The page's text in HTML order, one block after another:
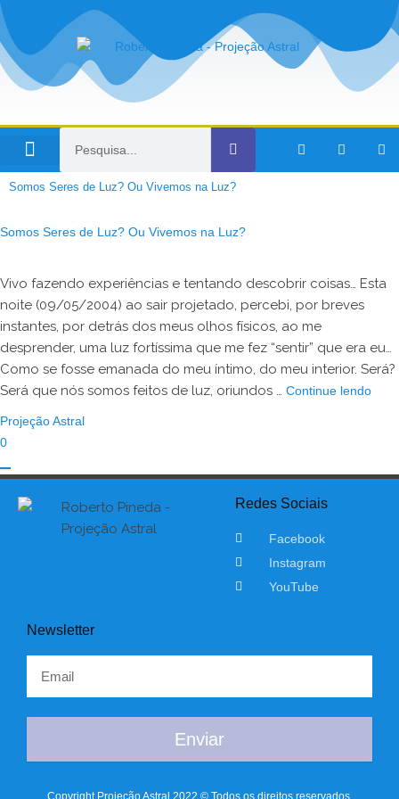
Somos Seres de Luz? Ou Vivemos na Luz?
Somos Seres de Luz? Ou Vivemos na Luz?
Vivo fazendo experiências e tentando descobrir coisas… Esta
noite (09/05/2004) ao sair projetado, percebi, por breves
instantes, por detrás dos meus olhos físicos, ao me
desprender, uma luz fortíssima que me fez “sentir” que era eu…
Como se fosse emanada do meu íntimo, do meu interior. Será?
Será que nós somos feitos de luz, oriundos … Continue lendo
Projeção Astral
0
Redes Sociais
Facebook
Instagram
YouTube
Newsletter
Enviar
Copyright Projeção Astral 2022 © Todos os direitos reservados.